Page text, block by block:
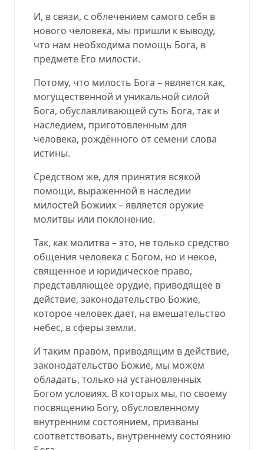
И, в связи, с облечением самого себя в
нового человека, мы пришли к выводу,
что нам необходима помощь Бога, в
предмете Его милости.
Потому, что милость Бога – является как,
могущественной и уникальной силой
Бога, обуславливающей суть Бога, так и
наследием, приготовленным для
человека, рождённого от семени слова
истины.
Средством же, для принятия всякой
помощи, выраженной в наследии
милостей Божиих – является оружие
молитвы или поклонение.
Так, как молитва – это, не только средство
общения человека с Богом, но и некое,
священное и юридическое право,
представляющее орудие, приводящее в
действие, законодательство Божие,
которое человек даёт, на вмешательство
небес, в сферы земли.
И таким правом, приводящим в действие,
законодательство Божие, мы можем
обладать, только на установленных
Богом условиях. В которых мы, по своему
посвящению Богу, обусловленному
внутренним состоянием, призваны
соответствовать, внутреннему состоянию